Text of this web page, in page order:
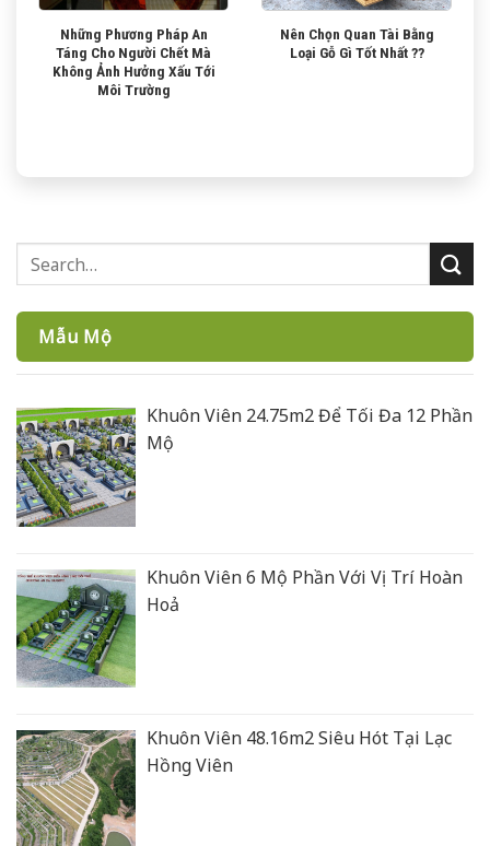
Những Phương Pháp An
Táng Cho Người Chết Mà
Không Ảnh Hưởng Xấu Tới
Môi Trường
Nên Chọn Quan Tài Bằng
Loại Gỗ Gì Tốt Nhất ??
Mẫu Mộ
Khuôn Viên 24.75m2 Để Tối Đa 12 Phần
Mộ
Khuôn Viên 6 Mộ Phần Với Vị Trí Hoàn
Hoả
Khuôn Viên 48.16m2 Siêu Hót Tại Lạc
Hồng Viên